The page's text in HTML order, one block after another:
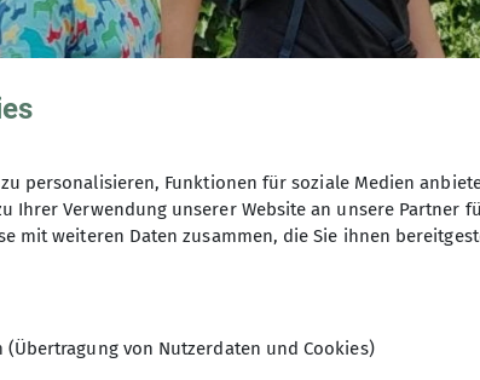
personalisieren, Funktionen für soziale Medien
Verwendung unserer Website an unsere Partner
mit weiteren Daten zusammen, die Sie ihnen
(Übertragung von Nutzerdaten und Cookies)